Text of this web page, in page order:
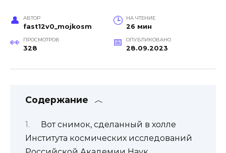
АВТОР
fast12v0_mojkosm
НА ЧТЕНИЕ
26 мин
ПРОСМОТРОВ
328
ОПУБЛИКОВАНО
28.09.2023
Содержание
Вот снимок, сделанный в холле
Института космических исследований